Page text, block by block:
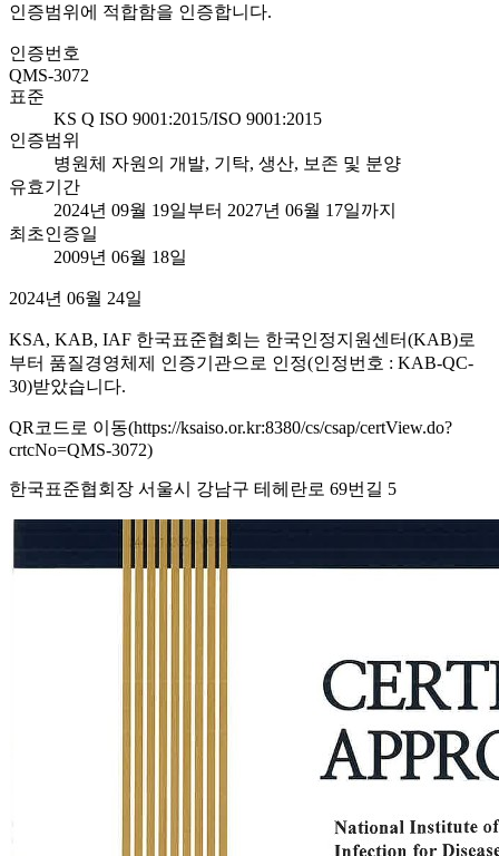
인증범위에 적합함을 인증합니다.
인증번호
QMS-3072
표준
KS Q ISO 9001:2015/ISO 9001:2015
인증범위
병원체 자원의 개발, 기탁, 생산, 보존 및 분양
유효기간
2024년 09월 19일부터 2027년 06월 17일까지
최초인증일
2009년 06월 18일
2024년 06월 24일
KSA, KAB, IAF 한국표준협회는 한국인정지원센터(KAB)로
부터 품질경영체제 인증기관으로 인정(인정번호 : KAB-QC-
30)받았습니다.
QR코드로 이동(https://ksaiso.or.kr:8380/cs/csap/certView.do?
crtcNo=QMS-3072)
한국표준협회장 서울시 강남구 테헤란로 69번길 5